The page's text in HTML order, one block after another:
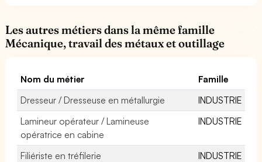
Les autres métiers dans la même famille
Mécanique, travail des métaux et outillage
Nom du métier
Famille
Dresseur / Dresseuse en métallurgie
INDUSTRIE
Lamineur opérateur / Lamineuse
opératrice en cabine
INDUSTRIE
Filiériste en tréfilerie
INDUSTRIE